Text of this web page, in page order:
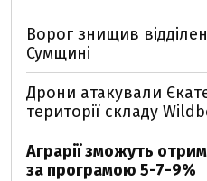
Ворог знищив
Сумщині
Дрони атакували
території складу
Аграрії зможуть
за програмою 5-7-9%